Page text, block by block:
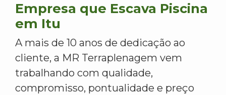
Empresa que Escava Piscina
em Itu
A mais de 10 anos de dedicação ao
cliente, a MR Terraplenagem vem
trabalhando com qualidade,
compromisso, pontualidade e preço